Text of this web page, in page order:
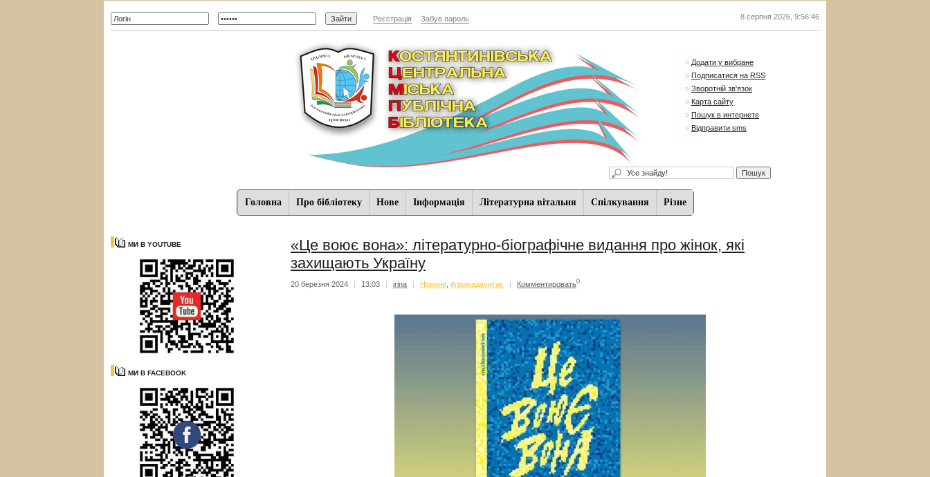
Реєстрація Забув пароль 8 серпня 2026 9:56:47
» Додати у вибране
» Подписатися на RSS
» Зворотній зв'язок
» Карта сайту
» Пошук в интернете
» Відправити sms
Головна Про бібліотеку Нове Iнформацiя Літературна вітальня Спiлкування Різне
МИ В YOUTUBE
МИ В FACEBOOK
«Це воює вона»: літературно-біографічне видання про жінок, які
захищають Україну
20 березня 2024 | 13:03 | irina | Новини #громадачитає | Комментировать0